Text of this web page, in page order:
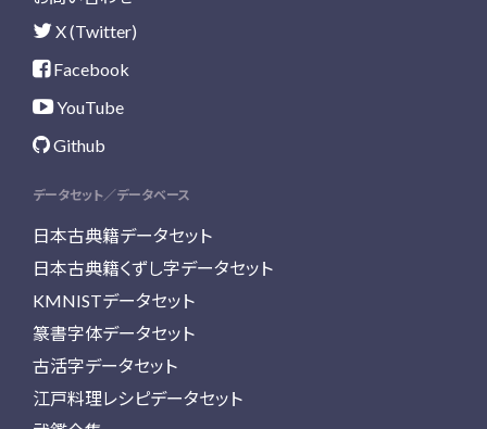
X (Twitter)
Facebook
YouTube
Github
データセット／データベース
日本古典籍データセット
日本古典籍くずし字データセット
KMNISTデータセット
篆書字体データセット
古活字データセット
江戸料理レシピデータセット